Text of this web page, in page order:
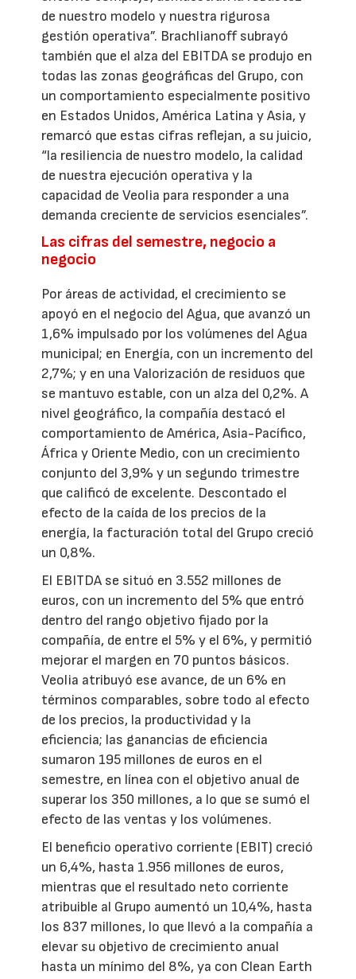
de nuestro modelo y nuestra rigurosa
gestión operativa”. Brachlianoff subrayó
también que el alza del EBITDA se produjo en
todas las zonas geográficas del Grupo, con
un comportamiento especialmente positivo
en Estados Unidos, América Latina y Asia, y
remarcó que estas cifras reflejan, a su juicio,
“la resiliencia de nuestro modelo, la calidad
de nuestra ejecución operativa y la
capacidad de Veolia para responder a una
demanda creciente de servicios esenciales”.
Las cifras del semestre, negocio a
negocio
Por áreas de actividad, el crecimiento se
apoyó en el negocio del Agua, que avanzó un
1,6% impulsado por los volúmenes del Agua
municipal; en Energía, con un incremento del
2,7%; y en una Valorización de residuos que
se mantuvo estable, con un alza del 0,2%. A
nivel geográfico, la compañía destacó el
comportamiento de América, Asia-Pacífico,
África y Oriente Medio, con un crecimiento
conjunto del 3,9% y un segundo trimestre
que calificó de excelente. Descontado el
efecto de la caída de los precios de la
energía, la facturación total del Grupo creció
un 0,8%.
El EBITDA se situó en 3.552 millones de
euros, con un incremento del 5% que entró
dentro del rango objetivo fijado por la
compañía, de entre el 5% y el 6%, y permitió
mejorar el margen en 70 puntos básicos.
Veolia atribuyó ese avance, de un 6% en
términos comparables, sobre todo al efecto
de los precios, la productividad y la
eficiencia; las ganancias de eficiencia
sumaron 195 millones de euros en el
semestre, en línea con el objetivo anual de
superar los 350 millones, a lo que se sumó el
efecto de las ventas y los volúmenes.
El beneficio operativo corriente (EBIT) creció
un 6,4%, hasta 1.956 millones de euros,
mientras que el resultado neto corriente
atribuible al Grupo aumentó un 10,4%, hasta
los 837 millones, lo que llevó a la compañía a
elevar su objetivo de crecimiento anual
hasta un mínimo del 8%, ya con Clean Earth